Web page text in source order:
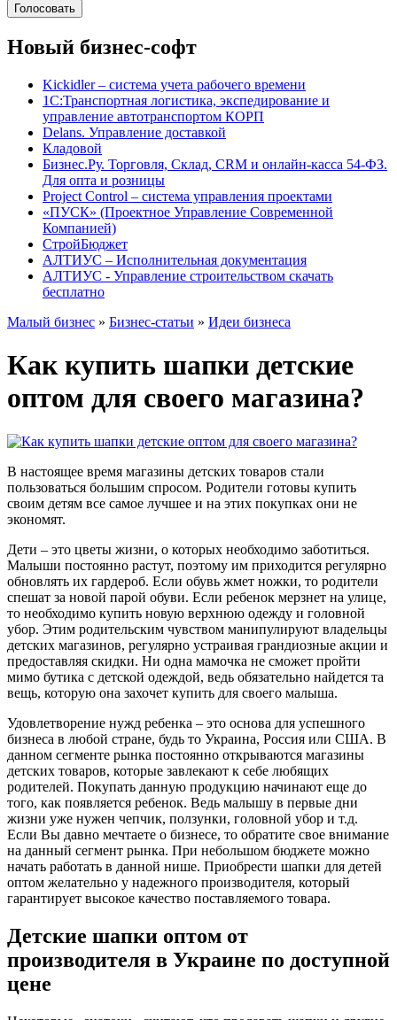
Новый бизнес-софт
Kickidler – система учета рабочего времени
1С:Транспортная логистика, экспедирование и
управление автотранспортом КОРП
Delans. Управление доставкой
Кладовой
Бизнес.Ру. Торговля, Склад, CRM и онлайн-касса 54-ФЗ.
Для опта и розницы
Project Сontrol – система управления проектами
«ПУСК» (Проектное Управление Современной
Компанией)
СтройБюджет
АЛТИУС – Исполнительная документация
АЛТИУС - Управление строительством скачать
бесплатно
Малый бизнес » Бизнес-статьи » Идеи бизнеса
Как купить шапки детские
оптом для своего магазина?
В настоящее время магазины детских товаров стали
пользоваться большим спросом. Родители готовы купить
своим детям все самое лучшее и на этих покупках они не
экономят.
Дети – это цветы жизни, о которых необходимо заботиться.
Малыши постоянно растут, поэтому им приходится регулярно
обновлять их гардероб. Если обувь жмет ножки, то родители
спешат за новой парой обуви. Если ребенок мерзнет на улице,
то необходимо купить новую верхнюю одежду и головной
убор. Этим родительским чувством манипулируют владельцы
детских магазинов, регулярно устраивая грандиозные акции и
предоставляя скидки. Ни одна мамочка не сможет пройти
мимо бутика с детской одеждой, ведь обязательно найдется та
вещь, которую она захочет купить для своего малыша.
Удовлетворение нужд ребенка – это основа для успешного
бизнеса в любой стране, будь то Украина, Россия или США. В
данном сегменте рынка постоянно открываются магазины
детских товаров, которые завлекают к себе любящих
родителей. Покупать данную продукцию начинают еще до
того, как появляется ребенок. Ведь малышу в первые дни
жизни уже нужен чепчик, ползунки, головной убор и т.д.
Если Вы давно мечтаете о бизнесе, то обратите свое внимание
на данный сегмент рынка. При небольшом бюджете можно
начать работать в данной нише. Приобрести шапки для детей
оптом желательно у надежного производителя, который
гарантирует высокое качество поставляемого товара.
Детские шапки оптом от
производителя в Украине по доступной
цене